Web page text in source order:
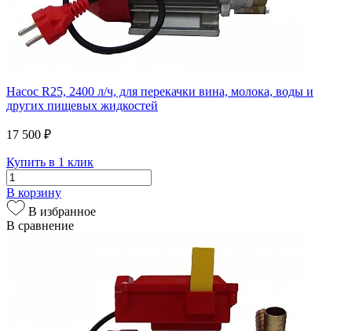
Насос R25, 2400 л/ч, для перекачки вина, молока, воды и
других пищевых жидкостей
17 500 ₽
Купить в 1 клик
В корзину
В избранное
В сравнение